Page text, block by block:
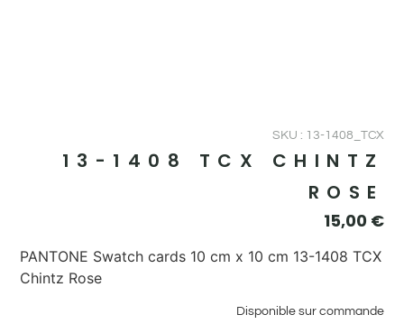
SKU : 13-1408_TCX
13-1408 TCX CHINTZ
ROSE
15,00 €
PANTONE Swatch cards 10 cm x 10 cm 13-1408 TCX
Chintz Rose
Disponible sur commande